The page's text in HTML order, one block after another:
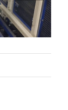
2 3 4